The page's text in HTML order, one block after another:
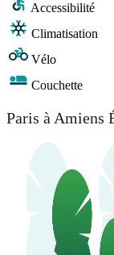
Accessibilité
Climatisation
Vélo
Couchette
Paris à Amiens